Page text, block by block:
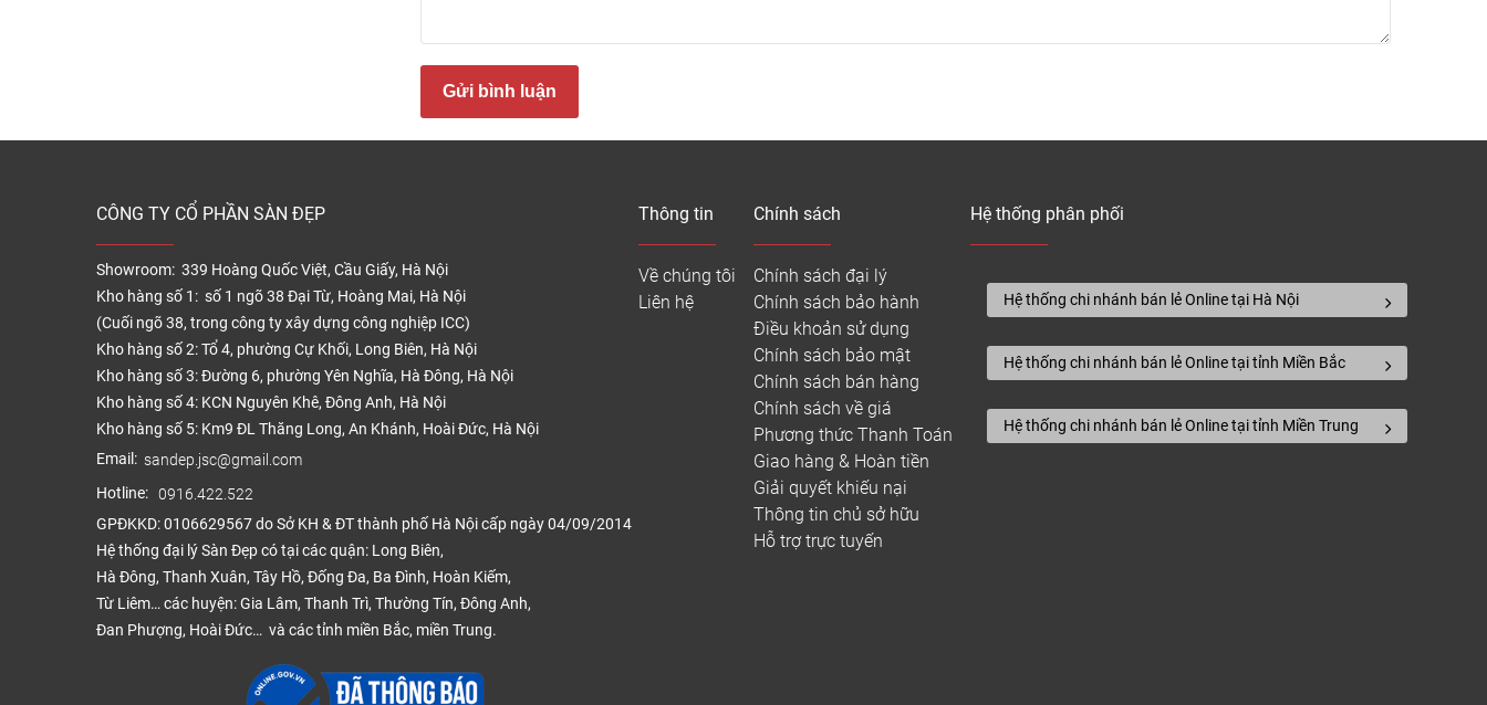
Báo giá tấm nhựa ốp tường mới nhất 2026
Báo giá các loại tấm ốp nano PVC 2026
Kích thước
(L*W*H) (mm)
Báo giá
(đ/m2)
Tấm ốp nano PVC Kosmos 9*400*3000 Liên hệ
8*200*3000
8*400*3000
Tấm ốp nano PVC Hwood
Gửi bình luận
CÔNG TY CỔ PHẦN SÀN ĐẸP
Showroom: 339 Hoàng Quốc Việt, Cầu Giấy, Hà Nội
Kho hàng số 1: số 1 ngõ 38 Đại Từ, Hoàng Mai, Hà Nội
(Cuối ngõ 38, trong công ty xây dựng công nghiệp ICC)
Kho hàng số 2: Tổ 4, phường Cự Khối, Long Biên, Hà Nội
Kho hàng số 3: Đường 6, phường Yên Nghĩa, Hà Đông, Hà Nội
Kho hàng số 4: KCN Nguyên Khê, Đông Anh, Hà Nội
Kho hàng số 5: Km9 ĐL Thăng Long, An Khánh, Hoài Đức, Hà Nội
Email: sandep.jsc@gmail.com
Hotline: 0916.422.522
GPĐKKD: 0106629567 do Sở KH & ĐT thành phố Hà Nội cấp ngày 04/09/2014
Hệ thống đại lý Sàn Đẹp có tại các quận: Long Biên,
Hà Đông, Thanh Xuân, Tây Hồ, Đống Đa, Ba Đình, Hoàn Kiếm,
Từ Liêm… các huyện: Gia Lâm, Thanh Trì, Thường Tín, Đông Anh,
Đan Phượng, Hoài Đức… và các tỉnh miền Bắc, miền Trung.
Thông tin
Về chúng tôi
Liên hệ
Chính sách
Chính sách đại lý
Chính sách bảo hành
Điều khoản sử dụng
Chính sách bảo mật
Chính sách bán hàng
Chính sách về giá
Phương thức Thanh Toán
Giao hàng & Hoàn tiền
Giải quyết khiếu nại
Thông tin chủ sở hữu
Hỗ trợ trực tuyến
Hệ thống phân phối
Hệ thống chi nhánh bán lẻ Online tại Hà Nội
Hệ thống chi nhánh bán lẻ Online tại tỉnh Miền Bắc
Hệ thống chi nhánh bán lẻ Online tại tỉnh Miền Trung